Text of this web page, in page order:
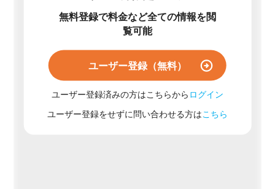
無料登録で料金など全ての情報を閲
覧可能
ユーザー登録（無料）
ユーザー登録済みの方はこちらから ログイン
ユーザー登録をせずに問い合わせる方はこちら